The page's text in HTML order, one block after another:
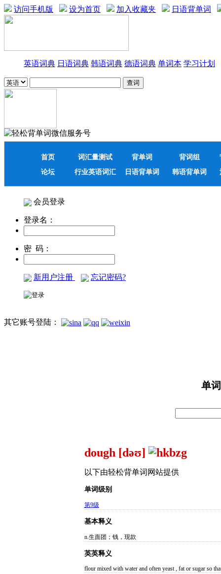
访问手机版 设为首页 加入收藏夹 日语背单词
英语词典 日语词典 韩语词典 德语词典 单词本 学习计划
首页 词汇量测试 背单词 背词组
论坛
行业英语词汇 日语背单词 韩语背单词
会员登录
登录名：
密 码：
新用户注册 忘记密码?
其它账号登陆：
单
dough [dəʊ]
以下由轻松背单词网站提供
单词级别
第9级
基本释义
n.生面团；钱，现款
英英释义
flour mixed with water and often yeast , fat or sugar so